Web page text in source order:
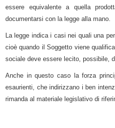
essere equivalente a quella
documentarsi con la legge alla mano.
La legge indica i casi nei quali una
cioè quando il Soggetto viene
sociale deve essere lecito, possibile,
Anche in questo caso la forza
esaurienti, che indirizzano i ben
rimanda al materiale legislativo di